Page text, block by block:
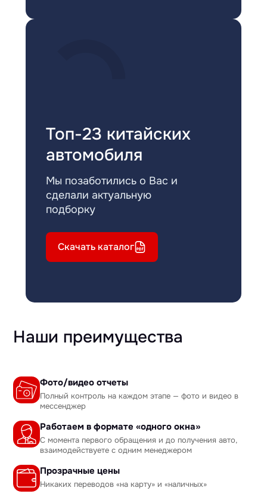
Топ-23 китайских
автомобиля
Мы позаботились о Вас и
сделали актуальную
подборку
Скачать каталог
Наши преимущества
Фото/видео отчеты
Полный контроль на каждом этапе — фото и видео в
мессенджер
Работаем в формате «одного окна»
С момента первого обращения и до получения авто,
взаимодействуете с одним менеджером
Прозрачные цены
Никаких переводов «на карту» и «наличных»